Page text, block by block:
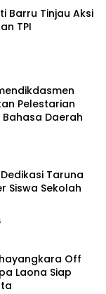
Barru Tinjau Aksi
TPI
Pelestarian
Daerah
Taruna
Siswa Sekolah
Off
Laona Siap